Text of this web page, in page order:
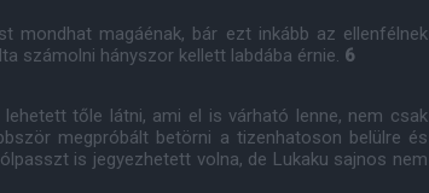
mondhat magáénak, bár ezt inkább az ellenfélnek
számolni hányszor kellett labdába érnie. 6
tőle látni, ami el is várható lenne, nem csak
megpróbált betörni a tizenhatoson belülre és
is jegyezhetett volna, de Lukaku sajnos nem